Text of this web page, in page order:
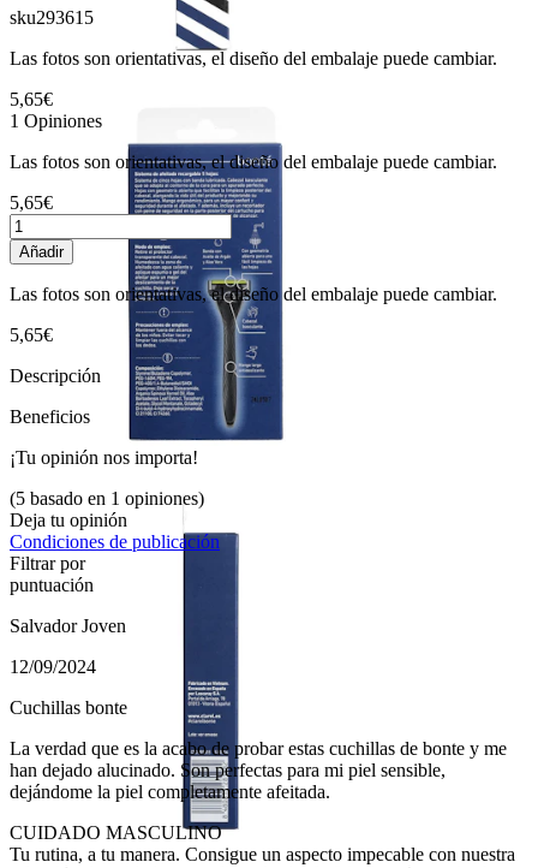
sku293615
Las fotos son orientativas, el diseño del embalaje puede cambiar.
5,65€
1 Opiniones
Las fotos son orientativas, el diseño del embalaje puede cambiar.
5,65€
Añadir
Las fotos son orientativas, el diseño del embalaje puede cambiar.
5,65€
Descripción
Beneficios
¡Tu opinión nos importa!
(5 basado en 1 opiniones)
Deja tu opinión
Condiciones de publicación
Filtrar por
puntuación
Salvador Joven
12/09/2024
Cuchillas bonte
La verdad que es la acabo de probar estas cuchillas de bonte y me
han dejado alucinado. Son perfectas para mi piel sensible,
dejándome la piel completamente afeitada.
CUIDADO MASCULINO
Tu rutina, a tu manera. Consigue un aspecto impecable con nuestra